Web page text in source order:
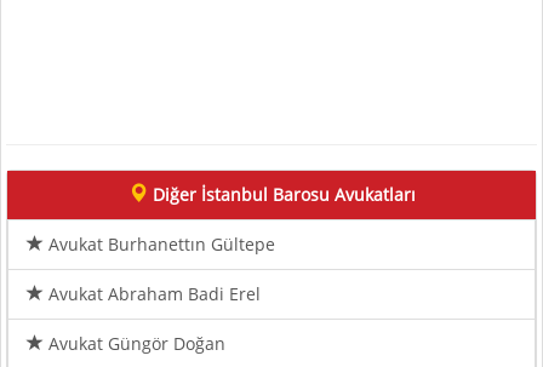
Diğer İstanbul Barosu Avukatları
Avukat Burhanettın Gültepe
Avukat Abraham Badi Erel
Avukat Güngör Doğan